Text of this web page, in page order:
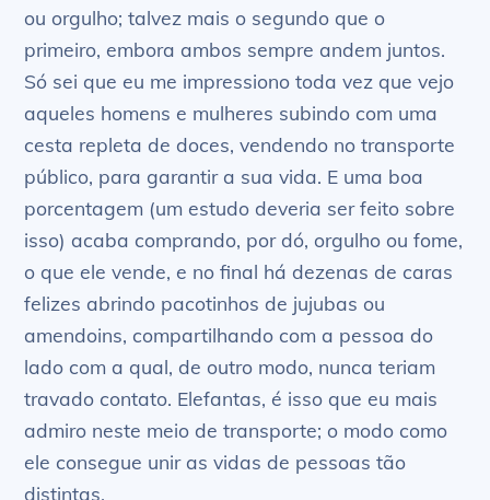
ou orgulho; talvez mais o segundo que o
primeiro, embora ambos sempre andem juntos.
Só sei que eu me impressiono toda vez que vejo
aqueles homens e mulheres subindo com uma
cesta repleta de doces, vendendo no transporte
público, para garantir a sua vida. E uma boa
porcentagem (um estudo deveria ser feito sobre
isso) acaba comprando, por dó, orgulho ou fome,
o que ele vende, e no final há dezenas de caras
felizes abrindo pacotinhos de jujubas ou
amendoins, compartilhando com a pessoa do
lado com a qual, de outro modo, nunca teriam
travado contato. Elefantas, é isso que eu mais
admiro neste meio de transporte; o modo como
ele consegue unir as vidas de pessoas tão
distintas.